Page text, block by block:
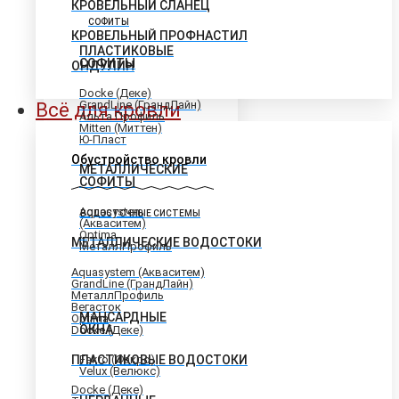
СОФИТЫ
ПЛАСТИКОВЫЕ
СОФИТЫ
Docke (Деке)
GrandLine (ГрандЛайн)
Альта Профиль
Mitten (Миттен)
Ю-Пласт
МЕТАЛЛИЧЕСКИЕ
СОФИТЫ
Aquasystem
(Акваситем)
Optima
МеталлПрофиль
МАНСАРДНЫЕ
ОКНА
Fakro (Факро)
Velux (Велюкс)
КРОВЕЛЬНЫЙ СЛАНЕЦ
КРОВЕЛЬНЫЙ ПРОФНАСТИЛ
ОНДУЛИН
Всё для кровли
Обустройство кровли
ВОДОСТОЧНЫЕ СИСТЕМЫ
МЕТАЛЛИЧЕСКИЕ ВОДОСТОКИ
Aquasystem (Акваситем)
GrandLine (ГрандЛайн)
МеталлПрофиль
Вегасток
Optima
Docke (Деке)
ПЛАСТИКОВЫЕ ВОДОСТОКИ
Docke (Деке)